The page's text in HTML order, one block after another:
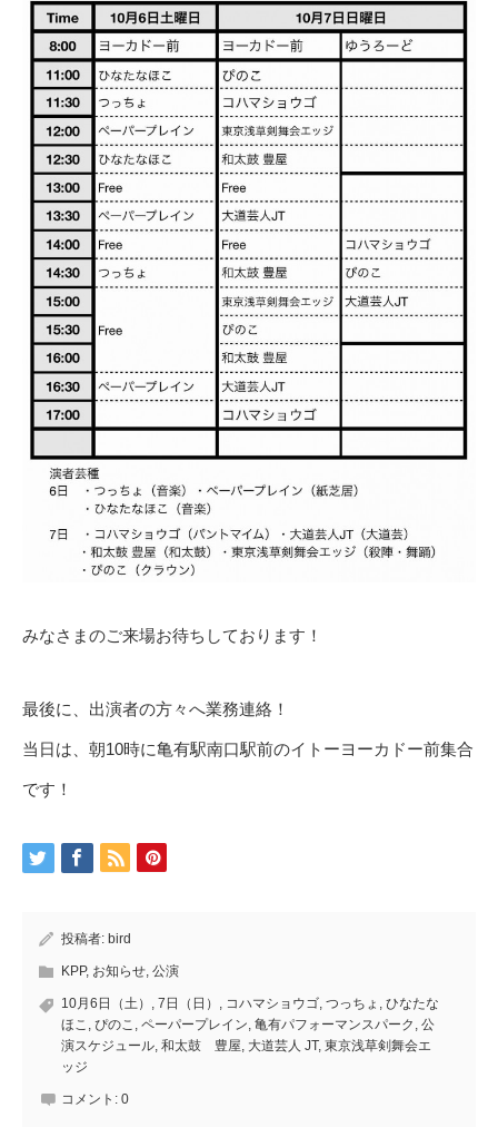
みなさまのご来場お待ちしております！
最後に、出演者の方々へ業務連絡！
当日は、朝10時に亀有駅南口駅前のイトーヨーカドー前集合
です！
投稿者: bird
KPP, お知らせ, 公演
10月6日（土） , 7日（日） , コハマショウゴ, つっちょ , ひなたな
ほこ , ぴのこ , ペーパープレイン, 亀有パフォーマンスパーク , 公
演スケジュール, 和太鼓 豊屋, 大道芸人 JT, 東京浅草剣舞会エ
ッジ
コメント: 0